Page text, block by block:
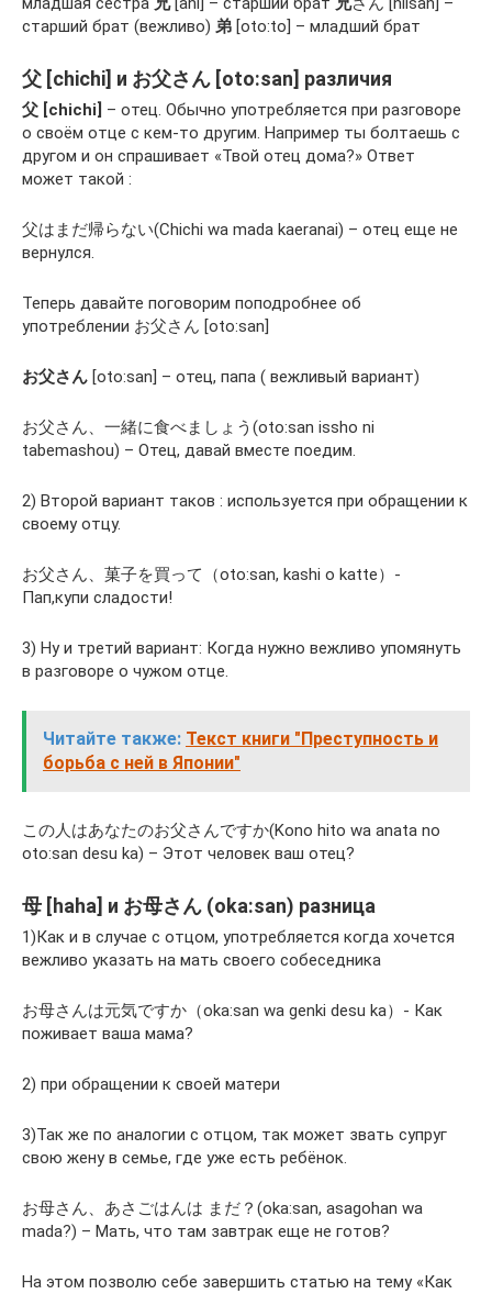
старший брат (вежливо) 弟 [oto:to] – младший брат
父 [chichi] и お父さん [oto:san] различия
父 [chichi] – отец. Обычно употребляется при разговоре
о своём отце с кем-то другим. Например ты болтаешь с
другом и он спрашивает «Твой отец дома?» Ответ
может такой :
父はまだ帰らない(Chichi wa mada kaeranai) – отец еще не
вернулся.
Теперь давайте поговорим поподробнее об
употреблении お父さん [oto:san]
お父さん [oto:san] – отец, папа ( вежливый вариант)
お父さん、一緒に食べましょう(oto:san issho ni
tabemashou) – Отец, давай вместе поедим.
2) Второй вариант таков : используется при обращении к
своему отцу.
お父さん、菓子を買って（oto:san, kashi o katte）-
Пап,купи сладости!
3) Ну и третий вариант: Когда нужно вежливо упомянуть
в разговоре о чужом отце.
Читайте также: Текст книги "Преступность и
борьба с ней в Японии"
この人はあなたのお父さんですか(Kono hito wa anata no
oto:san desu ka) – Этот человек ваш отец?
母 [haha] и お母さん (oka:san) разница
1)Как и в случае с отцом, употребляется когда хочется
вежливо указать на мать своего собеседника
お母さんは元気ですか（oka:san wa genki desu ka）- Как
поживает ваша мама?
2) при обращении к своей матери
3)Так же по аналогии с отцом, так может звать супруг
свою жену в семье, где уже есть ребёнок.
お母さん、あさごはんは まだ？(oka:san, asagohan wa
mada?) – Мать, что там завтрак еще не готов?
На этом позволю себе завершить статью на тему «Как